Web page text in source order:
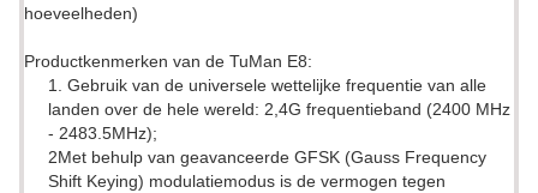
hoeveelheden)
Productkenmerken van de TuMan E8:
1. Gebruik van de universele wettelijke frequentie van alle
landen over de hele wereld: 2,4G frequentieband (2400 MHz
- 2483.5MHz);
2Met behulp van geavanceerde GFSK (Gauss Frequency
Shift Keying) modulatiemodus is de vermogen tegen